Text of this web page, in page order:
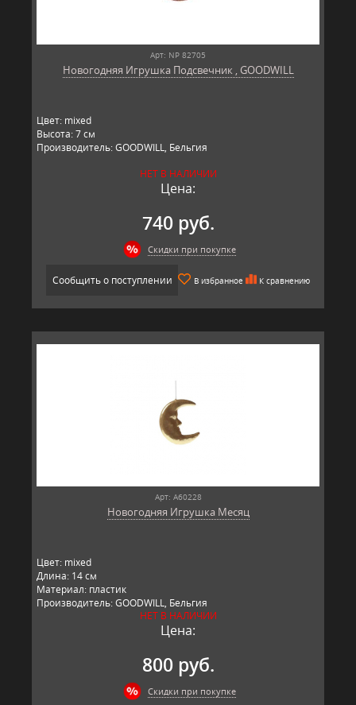
Арт: NP 82705
Новогодняя Игрушка Подсвечник , GOODWILL
Цвет: mixed
Высота: 7 см
Производитель: GOODWILL, Бельгия
НЕТ В НАЛИЧИИ
Цена:
740 руб.
Скидки при покупке
Сообщить о поступлении В избранное К сравнению
Арт: A60228
Новогодняя Игрушка Месяц
Цвет: mixed
Длина: 14 см
Материал: пластик
Производитель: GOODWILL, Бельгия
НЕТ В НАЛИЧИИ
Цена:
800 руб.
Скидки при покупке